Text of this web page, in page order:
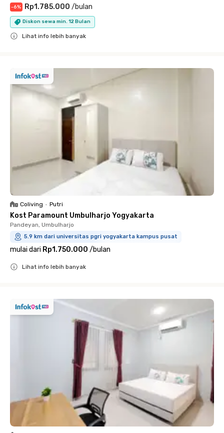
-6% Rp1.785.000 /bulan
Diskon sewa min. 12 Bulan
Lihat info lebih banyak
Coliving • Putri
Kost Paramount Umbulharjo Yogyakarta
Pandeyan, Umbulharjo
5.9 km dari universitas pgri yogyakarta kampus pusat
mulai dari Rp1.750.000 /bulan
Lihat info lebih banyak